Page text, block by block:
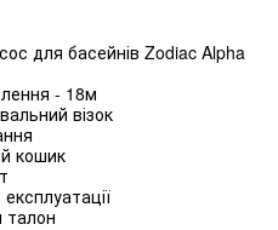
для басейнів Zodiac Alpha
- 18м
візок
кошик
експлуатації
талон